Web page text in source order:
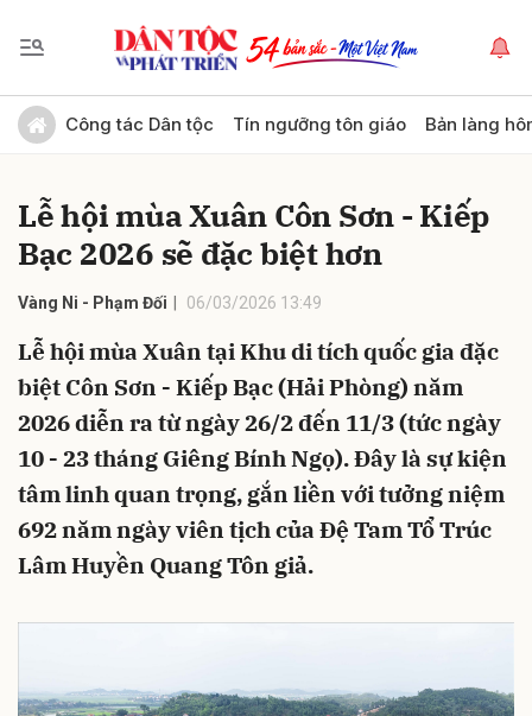
Công tác Dân tộc Tín ngưỡng tôn giáo Bản làng
Lễ hội mùa Xuân Côn Sơn - Kiếp
Bạc 2026 sẽ đặc biệt hơn
Vàng Ni - Phạm Đối 06/03/2026 13:49
Lễ hội mùa Xuân tại Khu di tích quốc gia đặc
biệt Côn Sơn - Kiếp Bạc (Hải Phòng) năm
2026 diễn ra từ ngày 26/2 đến 11/3 (tức ngày
10 - 23 tháng Giêng Bính Ngọ). Đây là sự kiện
tâm linh quan trọng, gắn liền với tưởng niệm
692 năm ngày viên tịch của Đệ Tam Tổ Trúc
Lâm Huyền Quang Tôn giả.
Gửi bình luận
Hủy Gửi